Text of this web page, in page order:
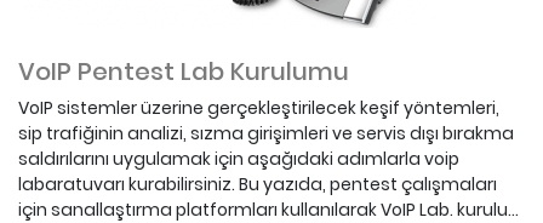
VoIP Pentest Lab Kurulumu
VoIP sistemler üzerine gerçekleştirilecek keşif yöntemleri,
sip trafiğinin analizi, sızma girişimleri ve servis dışı bırakma
saldırılarını uygulamak için aşağıdaki adımlarla voip
labaratuvarı kurabilirsiniz. Bu yazıda, pentest çalışmaları
için sanallaştırma platformları kullanılarak VoIP Lab. kurulu...